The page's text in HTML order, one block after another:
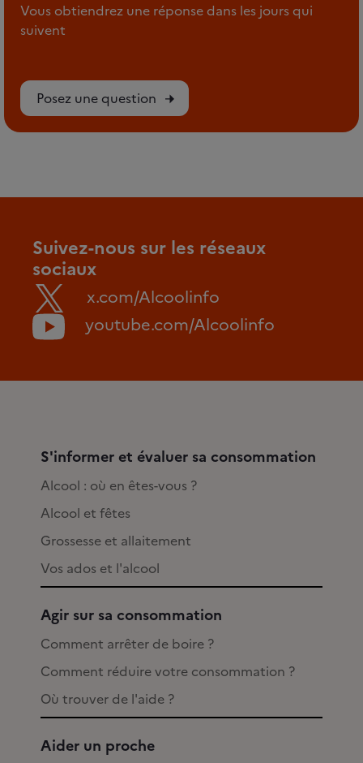
Vous obtiendrez une réponse dans les jours qui
suivent
Posez une question
Suivez-nous sur les réseaux
sociaux
x.com/Alcoolinfo
youtube.com/Alcoolinfo
S'informer et évaluer sa consommation
Alcool : où en êtes-vous ?
Alcool et fêtes
Grossesse et allaitement
Vos ados et l'alcool
Agir sur sa consommation
Comment arrêter de boire ?
Comment réduire votre consommation ?
Où trouver de l'aide ?
Aider un proche